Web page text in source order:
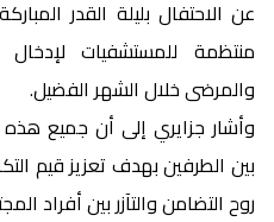
عن الاحتفال بليلة القدر
منتظمة للمستشفيات
والمرضى خلال الشهر الفضيل.
وأشار جزايري إلى أن جميع هذه
بين الطرفين بهدف تعزيز قيم
روح التضامن والتآزر بين أفراد